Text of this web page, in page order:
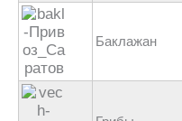
Баклажан